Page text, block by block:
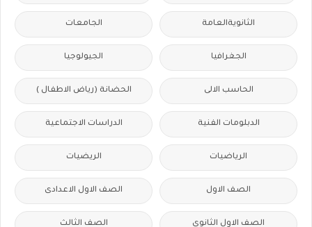
الثانويةالعامة الجامعات
الجغرافيا الجيولوجيا
الحاسب الالى الحضانة (رياض الاطفال )
الدبلومات الفنية الدراسات الاجتماعية
الرياضيات الريضيات
الصف الاول الصف الاول الاعدادى
الصف الاول الثانوى الصف الثالث